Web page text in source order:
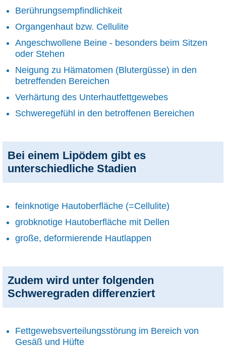
Berührungsempfindlichkeit
Organgenhaut bzw. Cellulite
Angeschwollene Beine - besonders beim Sitzen
oder Stehen
Neigung zu Hämatomen (Blutergüsse) in den
betreffenden Bereichen
Verhärtung des Unterhautfettgewebes
Schweregefühl in den betroffenen Bereichen
Bei einem Lipödem gibt es
unterschiedliche Stadien
feinknotige Hautoberfläche (=Cellulite)
grobknotige Hautoberfläche mit Dellen
große, deformierende Hautlappen
Zudem wird unter folgenden
Schweregraden differenziert
Fettgewebsverteilungsstörung im Bereich von
Gesäß und Hüfte